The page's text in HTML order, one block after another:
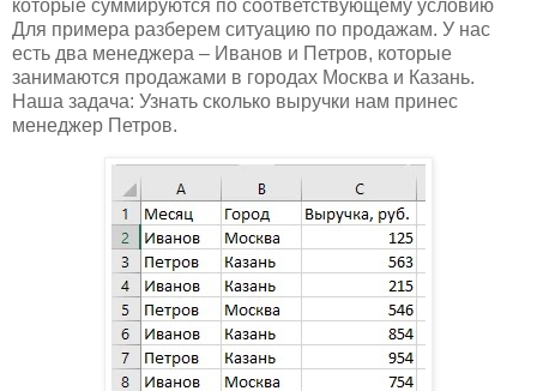
которые суммируются по соответствующему условию
Для примера разберем ситуацию по продажам. У нас
есть два менеджера – Иванов и Петров, которые
занимаются продажами в городах Москва и Казань.
Наша задача: Узнать сколько выручки нам принес
менеджер Петров.